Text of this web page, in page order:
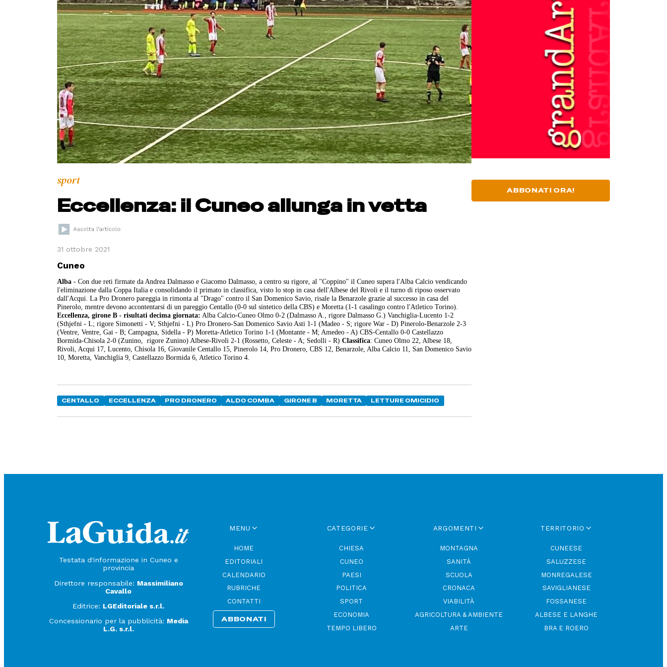
sport
Eccellenza: il Cuneo allunga in vetta
31 ottobre 2021
Cuneo
Alba - Con due reti firmate da Andrea Dalmasso e Giacomo Dalmasso, a centro su rigore, al "Coppino" il Cuneo supera l'Alba Calcio vendicando
l'eliminazione dalla Coppa Italia e consolidando il primato in classifica, visto lo stop in casa dell'Albese del Rivoli e il turno di riposo osservato
dall'Acqui. La Pro Dronero pareggia in rimonta al "Drago" contro il San Domenico Savio, risale la Benarzole grazie al successo in casa del
Pinerolo, mentre devono accontentarsi di un pareggio Centallo (0-0 sul sintetico della CBS) e Moretta (1-1 casalingo contro l'Atletico Torino).
Eccellenza, girone B - risultati decima giornata: Alba Calcio-Cuneo Olmo 0-2 (Dalmasso A., rigore Dalmasso G.) Vanchiglia-Lucento 1-2
(Sthjefni - L; rigore Simonetti - V; Sthjefni - L) Pro Dronero-San Domenico Savio Asti 1-1 (Madeo - S; rigore War - D) Pinerolo-Benarzole 2-3
(Ventre, Ventre, Gai - B; Campagna, Sidella - P) Moretta-Atletico Torino 1-1 (Montante - M; Amedeo - A) CBS-Centallo 0-0 Castellazzo
Bormida-Chisola 2-0 (Zunino, rigore Zunino) Albese-Rivoli 2-1 (Rossetto, Celeste - A; Sedolli - R)Classifica: Cuneo Olmo 22, Albese 18,
Rivoli, Acqui 17, Lucento, Chisola 16, Giovanile Centallo 15, Pinerolo 14, Pro Dronero, CBS 12, Benarzole, Alba Calcio 11, San Domenico Savio
10, Moretta, Vanchiglia 9, Castellazzo Bormida 6, Atletico Torino 4.
CENTALLO ECCELLENZA PRO DRONERO ALDO COMBA GIRONE B MORETTA LETTURE OMICIDIO
ABBONATI ORA!
Testata d'informazione in Cuneo e
provincia
Direttore responsabile: Massimiliano
Cavallo
Editrice: LGEditoriale s.r.l.
Concessionario per la pubblicità: Media
L.G. s.r.l.
MENU
HOME
EDITORIALI
CALENDARIO
RUBRICHE
CONTATTI
ABBONATI
CATEGORIE
CHIESA
CUNEO
PAESI
POLITICA
SPORT
ECONOMIA
TEMPO LIBERO
ARGOMENTI
MONTAGNA
SANITÀ
SCUOLA
CRONACA
VIABILITÀ
AGRICOLTURA & AMBIENTE
ARTE
TERRITORIO
CUNEESE
SALUZZESE
MONREGALESE
SAVIGLIANESE
FOSSANESE
ALBESE E LANGHE
BRA E ROERO